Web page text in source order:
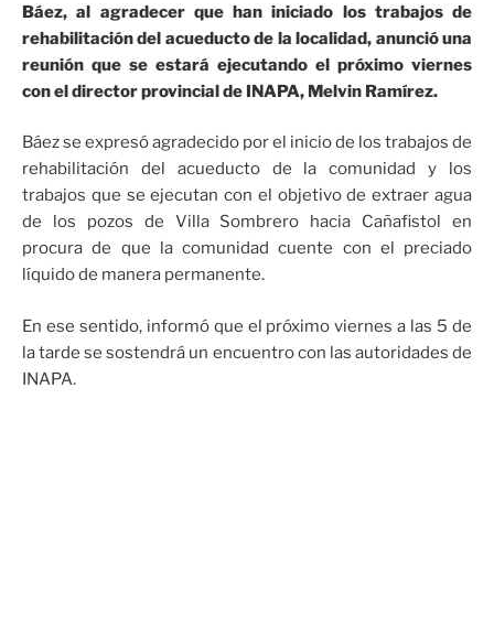
Báez, al agradecer que han iniciado los trabajos de
rehabilitación del acueducto de la localidad, anunció una
reunión que se estará ejecutando el próximo viernes
con el director provincial de INAPA, Melvin Ramírez.
Báez se expresó agradecido por el inicio de los trabajos de
rehabilitación del acueducto de la comunidad y los
trabajos que se ejecutan con el objetivo de extraer agua
de los pozos de Villa Sombrero hacia Cañafistol en
procura de que la comunidad cuente con el preciado
líquido de manera permanente.
En ese sentido, informó que el próximo viernes a las 5 de
la tarde se sostendrá un encuentro con las autoridades de
INAPA.